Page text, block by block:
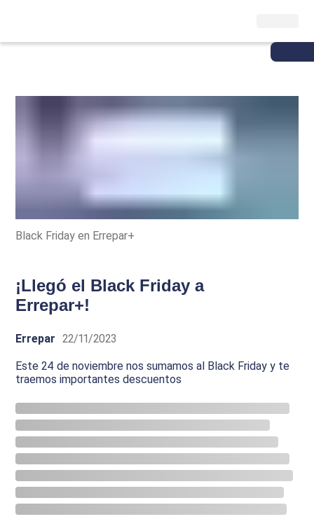
Black Friday en Errepar+
¡Llegó el Black Friday a
Errepar+!
Errepar 22/11/2023
Este 24 de noviembre nos sumamos al Black Friday y te
traemos importantes descuentos